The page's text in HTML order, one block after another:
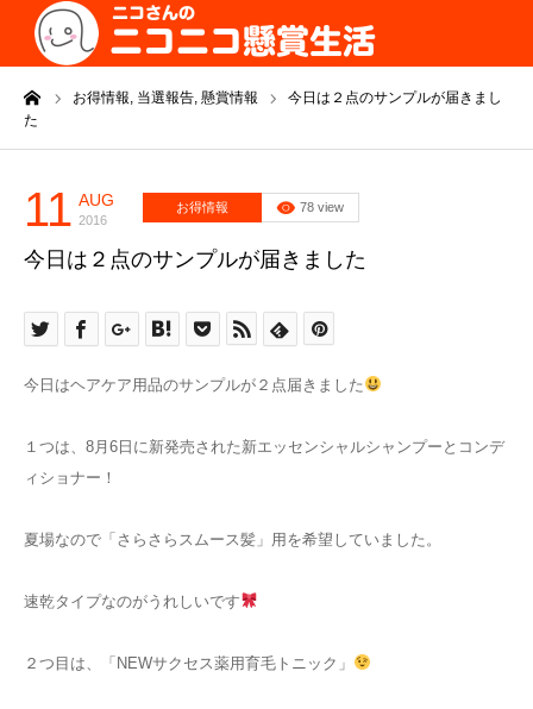
お得情報, 当選報告, 懸賞情報
今日は２点のサンプルが届きまし
た
11 AUG
2016
お得情報 78 view
今日は２点のサンプルが届きました
今日はヘアケア用品のサンプルが２点届きました
１つは、8月6日に新発売された新エッセンシャルシャンプーとコンデ
ィショナー！
夏場なので「さらさらスムース髪」用を希望していました。
速乾タイプなのがうれしいです
２つ目は、 「NEWサクセス薬用育毛トニック」